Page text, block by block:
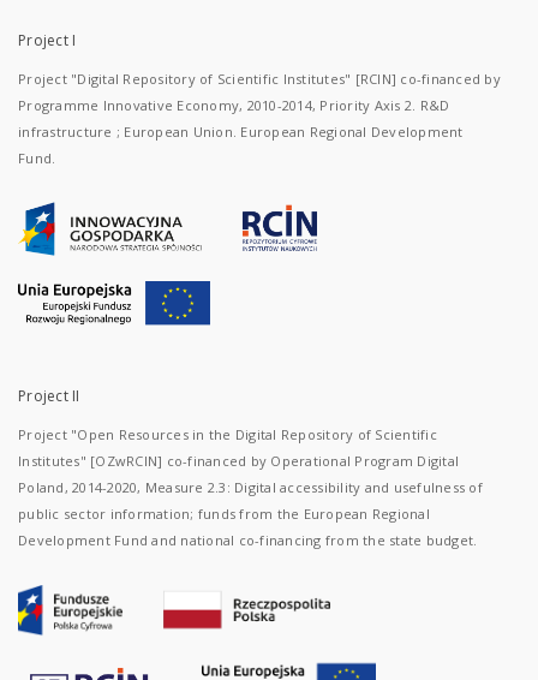
Project I
Project "Digital Repository of Scientific Institutes" [RCIN] co-financed by
Programme Innovative Economy, 2010-2014, Priority Axis 2. R&D
infrastructure ; European Union. European Regional Development
Fund.
Project II
Project "Open Resources in the Digital Repository of Scientific
Institutes" [OZwRCIN] co-financed by Operational Program Digital
Poland, 2014-2020, Measure 2.3: Digital accessibility and usefulness of
public sector information; funds from the European Regional
Development Fund and national co-financing from the state budget.